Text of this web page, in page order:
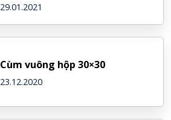
29.01.2021
Cùm vuông hộp 30×30
23.12.2020